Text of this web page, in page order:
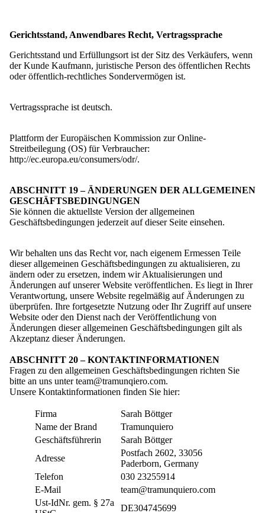
Gerichtsstand, Anwendbares Recht, Vertragssprache
Gerichtsstand und Erfüllungsort ist der Sitz des Verkäufers, wenn
der Kunde Kaufmann, juristische Person des öffentlichen Rechts
oder öffentlich-rechtliches Sondervermögen ist.
Vertragssprache ist deutsch.
Plattform der Europäischen Kommission zur Online-
Streitbeilegung (OS) für Verbraucher:
http://ec.europa.eu/consumers/odr/.
ABSCHNITT 19 – ÄNDERUNGEN DER ALLGEMEINEN
GESCHÄFTSBEDINGUNGEN
Sie können die aktuellste Version der allgemeinen
Geschäftsbedingungen jederzeit auf dieser Seite einsehen.
Wir behalten uns das Recht vor, nach eigenem Ermessen Teile
dieser allgemeinen Geschäftsbedingungen zu aktualisieren, zu
ändern oder zu ersetzen, indem wir Aktualisierungen und
Änderungen auf unserer Website veröffentlichen. Es liegt in Ihrer
Verantwortung, unsere Website regelmäßig auf Änderungen zu
überprüfen. Ihre fortgesetzte Nutzung oder Ihr Zugriff auf unsere
Website oder den Dienst nach der Veröffentlichung von
Änderungen dieser allgemeinen Geschäftsbedingungen gilt als
Akzeptanz dieser Änderungen.
ABSCHNITT 20 – KONTAKTINFORMATIONEN
Fragen zu den allgemeinen Geschäftsbedingungen richten Sie
bitte an uns unter team@tramunqiero.com.
Unsere Kontaktinformationen finden Sie hier:
Firma
Sarah Böttger
Name der Brand
Tramunquiero
Geschäftsführerin
Sarah Böttger
Adresse
Postfach 2602, 33056
Paderborn, Germany
Telefon
030 23255914
E-Mail
team@tramunquiero.com
Ust-IdNr. gem. § 27a
DE304745699